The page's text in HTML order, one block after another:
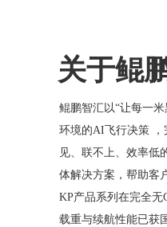
关于鲲
鲲鹏智汇以“让每一
环境的AI飞行决策 ，
见、联不上、效率低
体解决方案，帮助客
KP产品系列在完全
载重与续航性能已获